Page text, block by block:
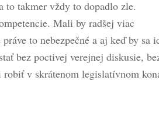
to takmer vždy to dopadlo zle.
Mali by radšej viac
to nebezpečné a aj keď by sa
bez poctivej verejnej diskusie,
v skrátenom legislatívnom